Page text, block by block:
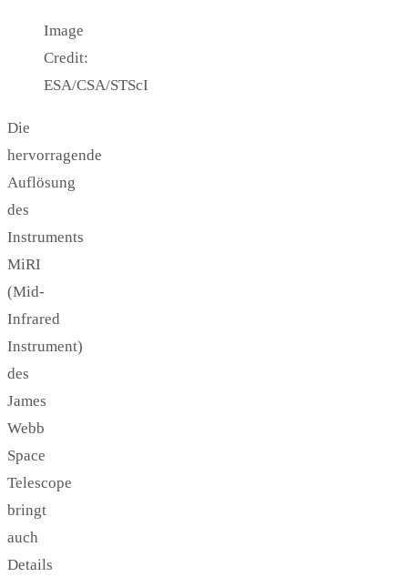
Image
Credit:
ESA/CSA/STScI
Die
hervorragende
Auflösung
des
Instruments
MiRI
(Mid-
Infrared
Instrument)
des
James
Webb
Space
Telescope
bringt
auch
Details